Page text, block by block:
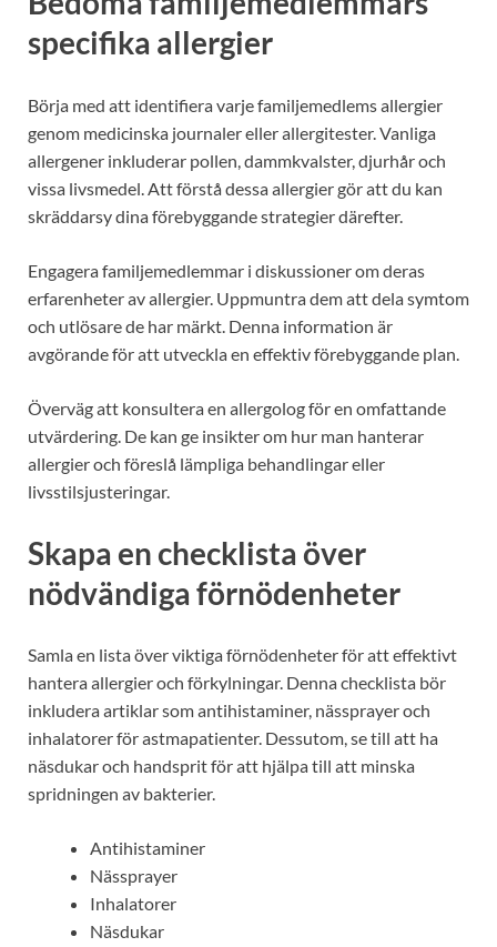
specifika allergier
Börja med att identifiera varje familjemedlems allergier
genom medicinska journaler eller allergitester. Vanliga
allergener inkluderar pollen, dammkvalster, djurhår och
vissa livsmedel. Att förstå dessa allergier gör att du kan
skräddarsy dina förebyggande strategier därefter.
Engagera familjemedlemmar i diskussioner om deras
erfarenheter av allergier. Uppmuntra dem att dela symtom
och utlösare de har märkt. Denna information är
avgörande för att utveckla en effektiv förebyggande plan.
Överväg att konsultera en allergolog för en omfattande
utvärdering. De kan ge insikter om hur man hanterar
allergier och föreslå lämpliga behandlingar eller
livsstilsjusteringar.
Skapa en checklista över
nödvändiga förnödenheter
Samla en lista över viktiga förnödenheter för att effektivt
hantera allergier och förkylningar. Denna checklista bör
inkludera artiklar som antihistaminer, nässprayer och
inhalatorer för astmapatienter. Dessutom, se till att ha
näsdukar och handsprit för att hjälpa till att minska
spridningen av bakterier.
Antihistaminer
Nässprayer
Inhalatorer
Näsdukar